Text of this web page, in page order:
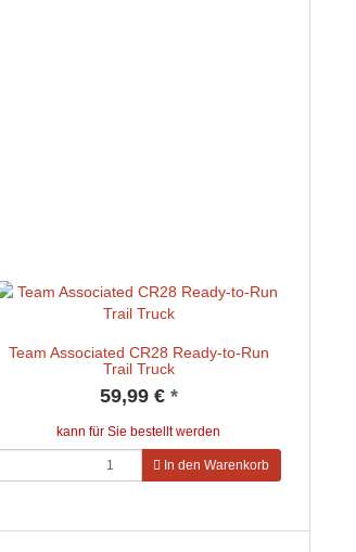
Team Associated CR28 Ready-to-Run
Trail Truck
59,99 € *
kann für Sie bestellt werden
In den Warenkorb